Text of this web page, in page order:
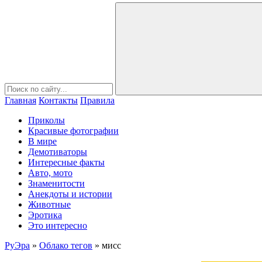
Главная Контакты Правила
Приколы
Красивые фотографии
В мире
Демотиваторы
Интересные факты
Авто, мото
Знаменитости
Анекдоты и истории
Животные
Эротика
Это интересно
РуЭра » Облако тегов » мисс